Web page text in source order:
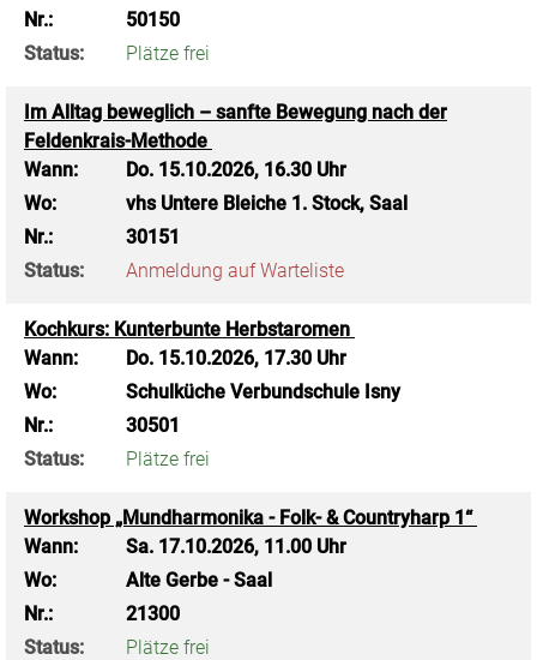
Nr.:
50150
Status:
Plätze frei
Im Alltag beweglich – sanfte Bewegung nach der
Feldenkrais-Methode
Wann:
Do. 15.10.2026, 16.30 Uhr
Wo:
vhs Untere Bleiche 1. Stock, Saal
Nr.:
30151
Status:
Anmeldung auf Warteliste
Kochkurs: Kunterbunte Herbstaromen
Wann:
Do. 15.10.2026, 17.30 Uhr
Wo:
Schulküche Verbundschule Isny
Nr.:
30501
Status:
Plätze frei
Workshop „Mundharmonika - Folk- & Countryharp 1“
Wann:
Sa. 17.10.2026, 11.00 Uhr
Wo:
Alte Gerbe - Saal
Nr.:
21300
Status:
Plätze frei